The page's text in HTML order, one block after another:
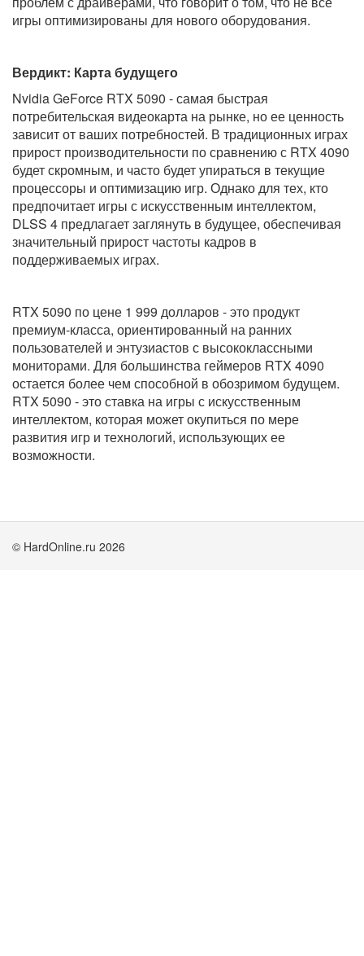
игры оптимизированы для нового оборудования.
Вердикт: Карта будущего
Nvidia GeForce RTX 5090 - самая быстрая
потребительская видеокарта на рынке, но ее ценность
зависит от ваших потребностей. В традиционных играх
прирост производительности по сравнению с RTX 4090
будет скромным, и часто будет упираться в текущие
процессоры и оптимизацию игр. Однако для тех, кто
предпочитает игры с искусственным интеллектом,
DLSS 4 предлагает заглянуть в будущее, обеспечивая
значительный прирост частоты кадров в
поддерживаемых играх.
RTX 5090 по цене 1 999 долларов - это продукт
премиум-класса, ориентированный на ранних
пользователей и энтузиастов с высококлассными
мониторами. Для большинства геймеров RTX 4090
остается более чем способной в обозримом будущем.
RTX 5090 - это ставка на игры с искусственным
интеллектом, которая может окупиться по мере
развития игр и технологий, использующих ее
возможности.
© HardOnline.ru 2026